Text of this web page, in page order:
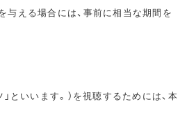
与える場合には、事前に相当な期間を
といいます。）を視聴するためには、本